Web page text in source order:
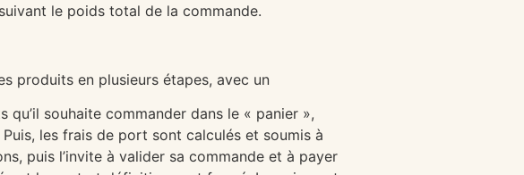
le poids total de la commande.
produits en plusieurs étapes, avec un
qu’il souhaite commander dans le « panier »,
les frais de port sont calculés et soumis à
puis l’invite à valider sa commande et à payer